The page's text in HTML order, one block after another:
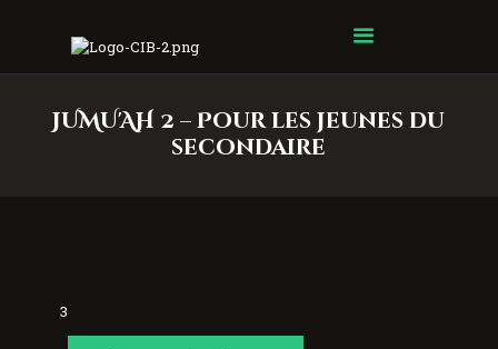
JUMU'AH 2 – Pour les jeunes du
secondaire
Centre Islamique Badr
3